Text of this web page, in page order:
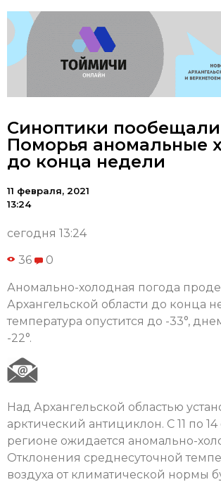
Синоптики
Поморья аномальные
до конца недели
11 февраля, 2021
13:24
сегодня 13:24
36 0
Аномально-холодная погода
Архангельской области до конца
температура опустится до -33°,
-22°.
Над Архангельской областью
арктический антициклон. С 11 по
регионе ожидается аномально-
Отклонения среднесуточной
воздуха от климатической нормы